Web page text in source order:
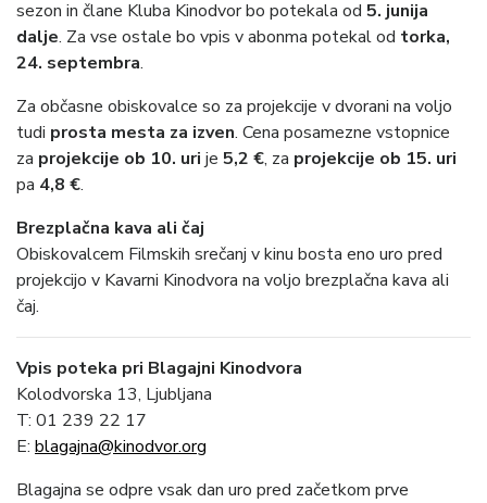
sezon in člane Kluba Kinodvor bo potekala od 5. junija
dalje. Za vse ostale bo vpis v abonma potekal od torka,
24. septembra.
Za občasne obiskovalce so za projekcije v dvorani na voljo
tudi prosta mesta za izven. Cena posamezne vstopnice
za projekcije ob 10. uri je 5,2 €, za projekcije ob 15. uri
pa 4,8 €.
Brezplačna kava ali čaj
Obiskovalcem Filmskih srečanj v kinu bosta eno uro pred
projekcijo v Kavarni Kinodvora na voljo brezplačna kava ali
čaj.
Vpis poteka pri Blagajni Kinodvora
Kolodvorska 13, Ljubljana
T: 01 239 22 17
E: blagajna@kinodvor.org
Blagajna se odpre vsak dan uro pred začetkom prve